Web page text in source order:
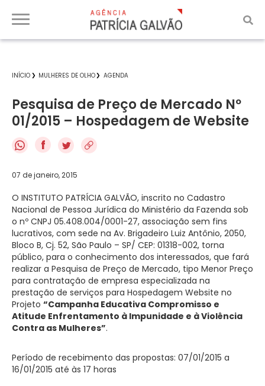
INÍCIO MULHERES DE OLHO AGENDA
Pesquisa de Preço de Mercado Nº
01/2015 – Hospedagem de Website
f
07 de janeiro, 2015
O INSTITUTO PATRÍCIA GALVÃO, inscrito no Cadastro
Nacional de Pessoa Jurídica do Ministério da Fazenda sob
o nº CNPJ 05.408.004/0001-27, associação sem fins
lucrativos, com sede na Av. Brigadeiro Luiz Antônio, 2050,
Bloco B, Cj. 52, São Paulo – SP/ CEP: 01318-002, torna
público, para o conhecimento dos interessados, que fará
realizar a Pesquisa de Preço de Mercado, tipo Menor Preço
para contratação de empresa especializada na
prestação de serviços para Hospedagem Website no
Projeto “Campanha Educativa Compromisso e
Atitude Enfrentamento à Impunidade e à Violência
Contra as Mulheres”.
Período de recebimento das propostas: 07/01/2015 a
16/01/2015 até às 17 horas